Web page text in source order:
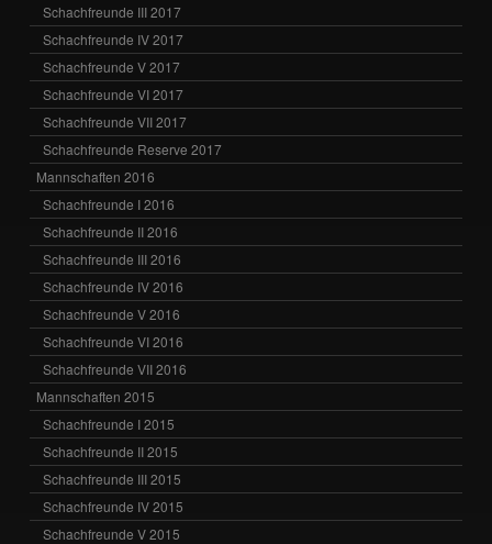
Schachfreunde III 2017
Schachfreunde IV 2017
Schachfreunde V 2017
Schachfreunde VI 2017
Schachfreunde VII 2017
Schachfreunde Reserve 2017
Mannschaften 2016
Schachfreunde I 2016
Schachfreunde II 2016
Schachfreunde III 2016
Schachfreunde IV 2016
Schachfreunde V 2016
Schachfreunde VI 2016
Schachfreunde VII 2016
Mannschaften 2015
Schachfreunde I 2015
Schachfreunde II 2015
Schachfreunde III 2015
Schachfreunde IV 2015
Schachfreunde V 2015